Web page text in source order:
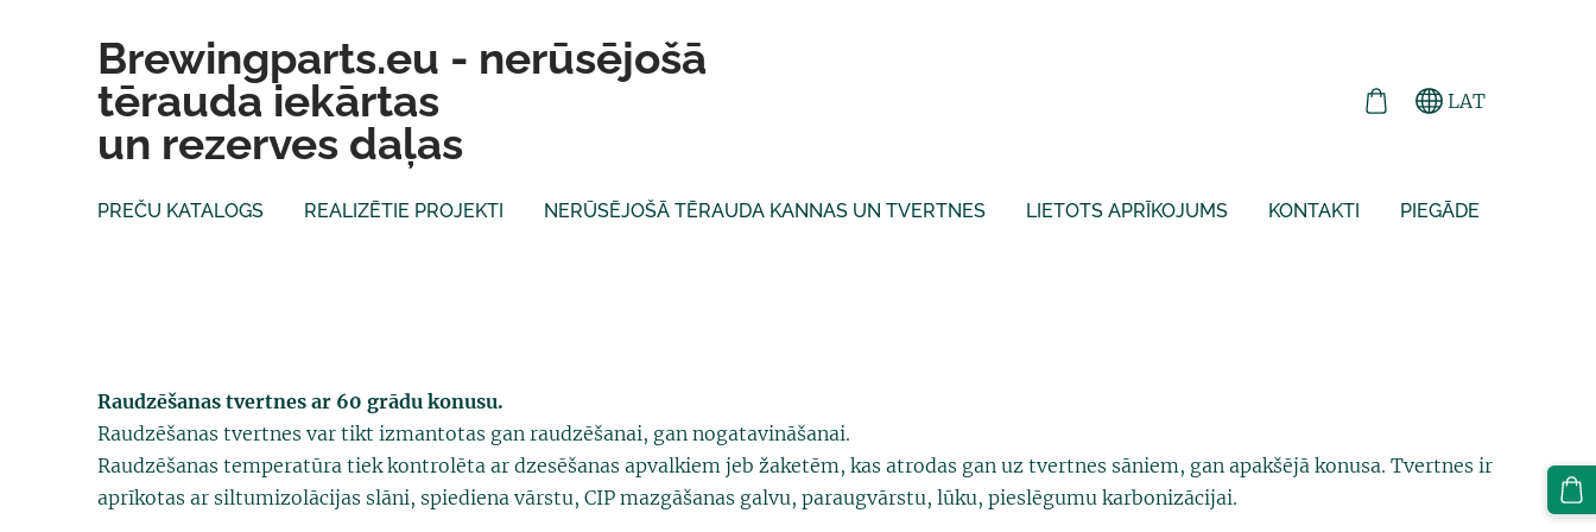
Brewingparts.eu - nerūsējošā
tērauda iekārtas
un rezerves daļas
PREČU KATALOGS REALIZĒTIE PROJEKTI NERŪSĒJOŠĀ TĒRAUDA KANNAS UN TVERTNES LIETOTS APRĪKOJUMS KONTAKTI PIEGĀDE
LAT
Raudzēšanas tvertnes ar 60 grādu konusu.
Raudzēšanas tvertnes var tikt izmantotas gan raudzēšanai, gan nogatavināšanai.
Raudzēšanas temperatūra tiek kontrolēta ar dzesēšanas apvalkiem jeb žaketēm, kas atrodas gan uz tvertnes sāniem, gan apakšējā konusa. Tvertnes ir
aprīkotas ar siltumizolācijas slāni, spiediena vārstu, CIP mazgāšanas galvu, paraugvārstu, lūku, pieslēgumu karbonizācijai.